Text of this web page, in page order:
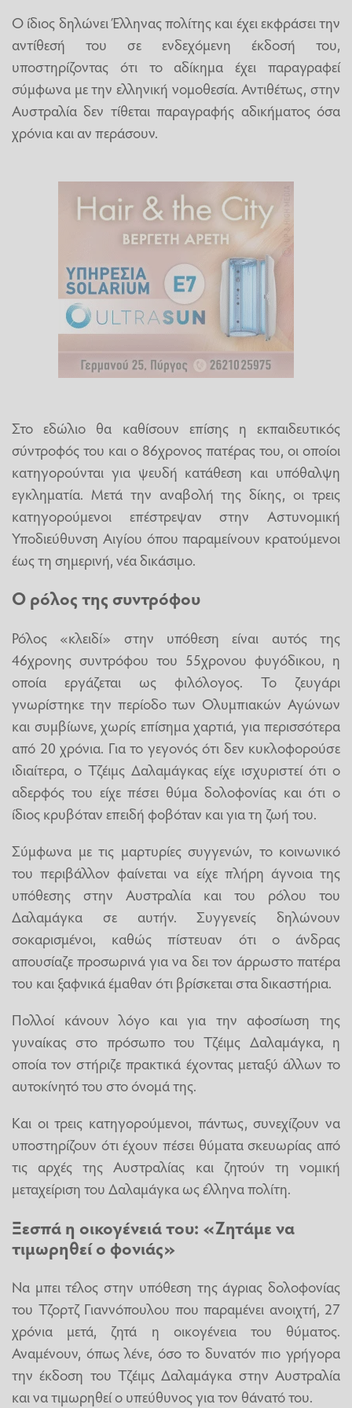
Ο ίδιος δηλώνει Έλληνας πολίτης και έχει εκφράσει την
αντίθεσή του σε ενδεχόμενη έκδοσή του,
υποστηρίζοντας ότι το αδίκημα έχει παραγραφεί
σύμφωνα με την ελληνική νομοθεσία. Αντιθέτως, στην
Αυστραλία δεν τίθεται παραγραφής αδικήματος όσα
χρόνια και αν περάσουν.
Στο εδώλιο θα καθίσουν επίσης η εκπαιδευτικός
σύντροφός του και ο 86χρονος πατέρας του, οι οποίοι
κατηγορούνται για ψευδή κατάθεση και υπόθαλψη
εγκληματία. Μετά την αναβολή της δίκης, οι τρεις
κατηγορούμενοι επέστρεψαν στην Αστυνομική
Υποδιεύθυνση Αιγίου όπου παραμείνουν κρατούμενοι
έως τη σημερινή, νέα δικάσιμο.
Ο ρόλος της συντρόφου
Ρόλος «κλειδί» στην υπόθεση είναι αυτός της
46χρονης συντρόφου του 55χρονου φυγόδικου, η
οποία εργάζεται ως φιλόλογος. Το ζευγάρι
γνωρίστηκε την περίοδο των Ολυμπιακών Αγώνων
και συμβίωνε, χωρίς επίσημα χαρτιά, για περισσότερα
από 20 χρόνια. Για το γεγονός ότι δεν κυκλοφορούσε
ιδιαίτερα, ο Τζέιμς Δαλαμάγκας είχε ισχυριστεί ότι ο
αδερφός του είχε πέσει θύμα δολοφονίας και ότι ο
ίδιος κρυβόταν επειδή φοβόταν και για τη ζωή του.
Σύμφωνα με τις μαρτυρίες συγγενών, το κοινωνικό
του περιβάλλον φαίνεται να είχε πλήρη άγνοια της
υπόθεσης στην Αυστραλία και του ρόλου του
Δαλαμάγκα σε αυτήν. Συγγενείς δηλώνουν
σοκαρισμένοι, καθώς πίστευαν ότι ο άνδρας
απουσίαζε προσωρινά για να δει τον άρρωστο πατέρα
του και ξαφνικά έμαθαν ότι βρίσκεται στα δικαστήρια.
Πολλοί κάνουν λόγο και για την αφοσίωση της
γυναίκας στο πρόσωπο του Τζέιμς Δαλαμάγκα, η
οποία τον στήριζε πρακτικά έχοντας μεταξύ άλλων το
αυτοκίνητό του στο όνομά της.
Και οι τρεις κατηγορούμενοι, πάντως, συνεχίζουν να
υποστηρίζουν ότι έχουν πέσει θύματα σκευωρίας από
τις αρχές της Αυστραλίας και ζητούν τη νομική
μεταχείριση του Δαλαμάγκα ως έλληνα πολίτη.
Ξεσπά η οικογένειά του: «Ζητάμε να
τιμωρηθεί ο φονιάς»
Να μπει τέλος στην υπόθεση της άγριας δολοφονίας
του Τζορτζ Γιαννόπουλου που παραμένει ανοιχτή, 27
χρόνια μετά, ζητά η οικογένεια του θύματος.
Αναμένουν, όπως λένε, όσο το δυνατόν πιο γρήγορα
την έκδοση του Τζέιμς Δαλαμάγκα στην Αυστραλία
και να τιμωρηθεί ο υπεύθυνος για τον θάνατό του.